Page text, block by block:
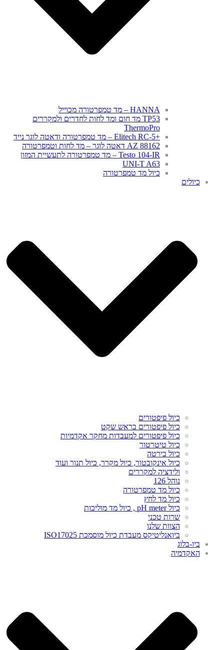
HANNA – מד טמפרטורה מכוייל
TP53 מד חום ומד לחות לחדרים ולמקררים
ThermoPro
+Elitech RC-5 – מד טמפרטורה ודאטה לוגר נייד
AZ 88162 דאטה לוגר – מד לחות וטמפרטורה
Testo 104-IR – מד טמפרטורה לתעשיית המזון
UNI-T A63
כיול מד טמפרטורה
כיולים
כיול פיפטורים
כיול פיפטורים בראש שקט
כיול פיפטורים למעבדות מחקר אקדמיות
כיול טיטרטור
כיול בירטה
כיול אינקובטור, כיול מקרר, כיול תנור ועוד
ולידציה למקררים
נוהל 126
כיול מד טמפרטורה
כיול מד לחץ
כיול pH meter , כיול מד מוליכות
שרות טכני
הצוות שלנו
ביואנליטיקס מעבדת כיול מוסמכת ISO17025
ביו-בלוג
האקדמיה